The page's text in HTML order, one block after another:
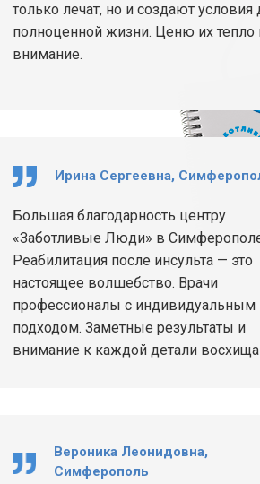
только лечат, но и создают условия
полноценной жизни. Ценю их тепло
внимание.
Ирина Сергеевна,
Большая благодарность центру
«Заботливые Люди» в
Реабилитация после инсульта — это
настоящее волшебство. Врачи
профессионалы с индивидуальным
подходом. Заметные результаты и
внимание к каждой детали
Вероника Леонидовна,
Симферополь